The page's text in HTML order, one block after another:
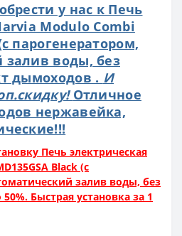
у нас к Печь
Modulo Combi
парогенератором,
залив воды, без
дымоходов . И
Отличное
нержавейка,
Печь электрическая
Black (с
залив воды, без
Быстрая установка за 1